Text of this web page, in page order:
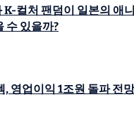
K-컬처 팬덤이 일본의 애
수 있을까?
, 영업이익 1조원 돌파 전망